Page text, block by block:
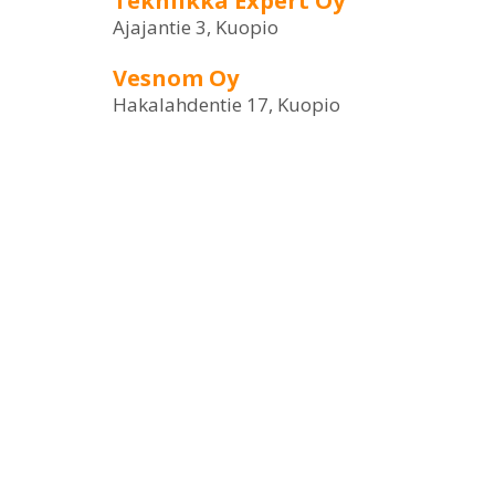
Ajajantie 3, Kuopio
Vesnom Oy
Hakalahdentie 17, Kuopio